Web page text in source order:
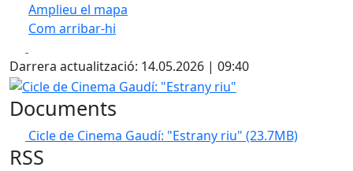
Amplieu el mapa
Com arribar-hi
+
−
Darrera actualització: 14.05.2026 | 09:40
Cicle de Cinema Gaudí: "Estrany riu"
Documents
Cicle de Cinema Gaudí: "Estrany riu" (23.7MB)
RSS